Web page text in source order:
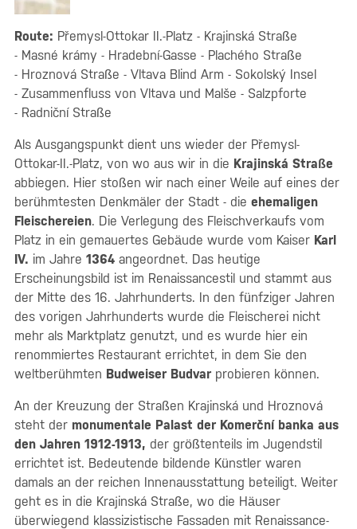
Route: Přemysl-Ottokar II.-Platz - Krajinská Straße
- Masné krámy - Hradební-Gasse - Plachého Straße
- Hroznová Straße - Vltava Blind Arm - Sokolský Insel
- Zusammenfluss von Vltava und Malše - Salzpforte
- Radniční Straße
Als Ausgangspunkt dient uns wieder der Přemysl-
Ottokar-II.-Platz, von wo aus wir in die Krajinská Straße
abbiegen. Hier stoßen wir nach einer Weile auf eines der
berühmtesten Denkmäler der Stadt - die ehemaligen
Fleischereien. Die Verlegung des Fleischverkaufs vom
Platz in ein gemauertes Gebäude wurde vom Kaiser Karl
IV. im Jahre 1364 angeordnet. Das heutige
Erscheinungsbild ist im Renaissancestil und stammt aus
der Mitte des 16. Jahrhunderts. In den fünfziger Jahren
des vorigen Jahrhunderts wurde die Fleischerei nicht
mehr als Marktplatz genutzt, und es wurde hier ein
renommiertes Restaurant errichtet, in dem Sie den
weltberühmten Budweiser Budvar probieren können.
An der Kreuzung der Straßen Krajinská und Hroznová
steht der monumentale Palast der Komerční banka aus
den Jahren 1912-1913, der größtenteils im Jugendstil
errichtet ist. Bedeutende bildende Künstler waren
damals an der reichen Innenausstattung beteiligt. Weiter
geht es in die Krajinská Straße, wo die Häuser
überwiegend klassizistische Fassaden mit Renaissance-